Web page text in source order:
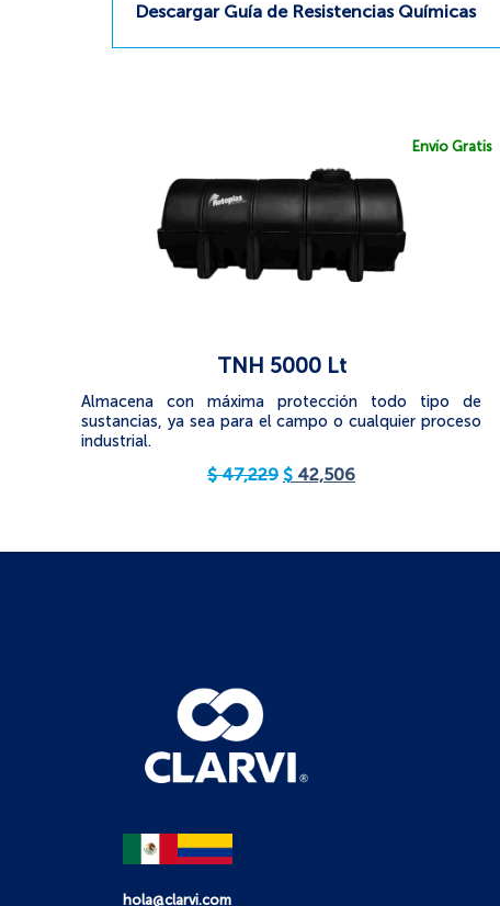
Descargar Guía de Resistencias Químicas
Envío Gratis
TNH 5000 Lt
Almacena con máxima protección todo tipo de
sustancias, ya sea para el campo o cualquier proceso
industrial.
$47,229 $ 42,506
hola@clarvi.com